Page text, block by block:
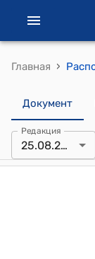
Главная ›
Документ
Редакция
25.08.2011